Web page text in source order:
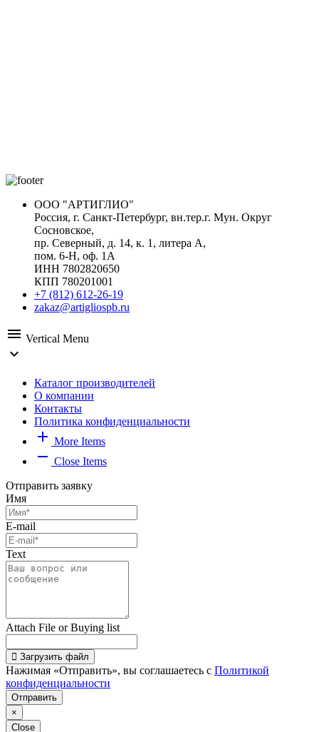
ООО "АРТИГЛИО"
Россия, г. Санкт-Петербург, вн.тер.г. Мун. Округ
Сосновское,
пр. Северный, д. 14, к. 1, литера А,
пом. 6-Н, оф. 1А
ИНН 7802820650
КПП 780201001
+7 (812) 612-26-19
zakaz@artigliospb.ru
menu Vertical Menu
expand_more
Каталог производителей
О компании
Контакты
Политика конфиденциальности
add More Items
remove Close Items
Отправить заявку
Имя
E-mail
Text
Attach File or Buying list
Загрузить файл
Нажимая «Отправить», вы соглашаетесь с Политикой
конфиденциальности
Отправить
×
Close